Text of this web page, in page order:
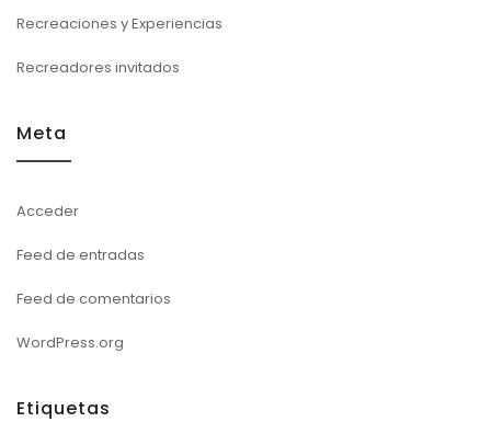
Recreaciones y Experiencias
Recreadores invitados
Meta
Acceder
Feed de entradas
Feed de comentarios
WordPress.org
Etiquetas